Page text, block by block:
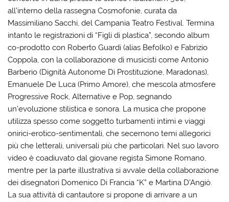
all’interno della rassegna Cosmofonie, curata da
Massimiliano Sacchi, del Campania Teatro Festival. Termina
intanto le registrazioni di “Figli di plastica”, secondo album
co-prodotto con Roberto Guardi (alias Befolko) e Fabrizio
Coppola, con la collaborazione di musicisti come Antonio
Barberio (Dignità Autonome Di Prostituzione, Maradonas),
Emanuele De Luca (Primo Amore), che mescola atmosfere
Progressive Rock, Alternative e Pop, segnando
un’evoluzione stilistica e sonora. La musica che propone
utilizza spesso come soggetto turbamenti intimi e viaggi
onirici-erotico-sentimentali, che secernono temi allegorici
più che letterali, universali più che particolari. Nel suo lavoro
video è coadiuvato dal giovane regista Simone Romano,
mentre per la parte illustrativa si avvale della collaborazione
dei disegnatori Domenico Di Francia “K” e Martina D’Angiò.
La sua attività di cantautore si propone di arrivare a un